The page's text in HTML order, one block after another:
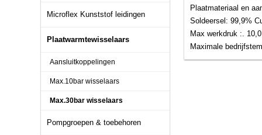
Microflex Kunststof leidingen
Plaatwarmtewisselaars
Aansluitkoppelingen
Max.10bar wisselaars
Max.30bar wisselaars
Pompgroepen & toebehoren
Plaatmateriaal en
Soldeersel: 99,9%
Max werkdruk :.
Maximale